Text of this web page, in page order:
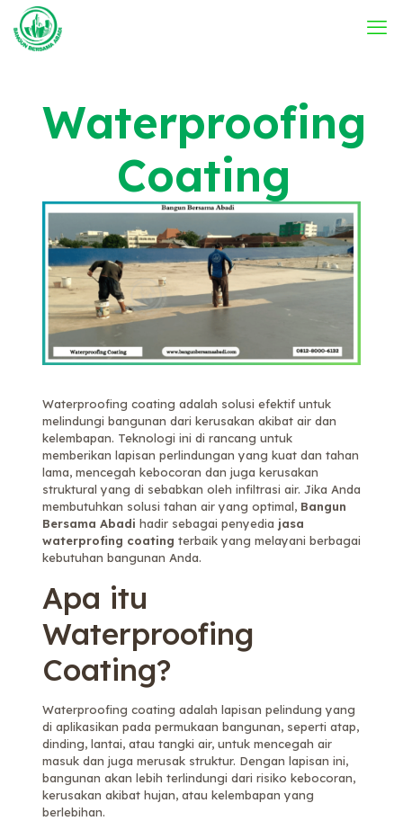
Waterproofing
Coating
Waterproofing coating adalah solusi efektif untuk
melindungi bangunan dari kerusakan akibat air dan
kelembapan. Teknologi ini di rancang untuk
memberikan lapisan perlindungan yang kuat dan tahan
lama, mencegah kebocoran dan juga kerusakan
struktural yang di sebabkan oleh infiltrasi air. Jika Anda
membutuhkan solusi tahan air yang optimal, Bangun
Bersama Abadi hadir sebagai penyedia jasa
waterprofing coating terbaik yang melayani berbagai
kebutuhan bangunan Anda.
Apa itu
Waterproofing
Coating?
Waterproofing coating adalah lapisan pelindung yang
di aplikasikan pada permukaan bangunan, seperti atap,
dinding, lantai, atau tangki air, untuk mencegah air
masuk dan juga merusak struktur. Dengan lapisan ini,
bangunan akan lebih terlindungi dari risiko kebocoran,
kerusakan akibat hujan, atau kelembapan yang
berlebihan.